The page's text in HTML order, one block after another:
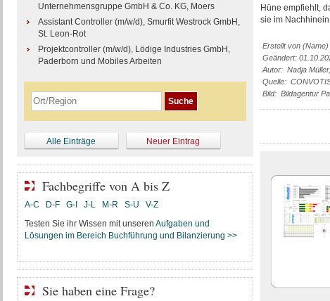
Hüne empfiehlt,
sie im
Erstellt von (Name)
Geändert:
Autor: Nadja
Quelle:
Bild: Bildagentur
Unternehmensgruppe GmbH & Co. KG, Moers
Assistant Controller (m/w/d), Smurfit Westrock GmbH,
St. Leon-Rot
Projektcontroller (m/w/d), Lödige Industries GmbH,
Paderborn und Mobiles Arbeiten
Alle Einträge Neuer Eintrag
Fachbegriffe von A bis Z
A-C D-F G-I J-L M-R S-U
V-Z
Testen Sie ihr Wissen mit unseren Aufgaben und
Lösungen im Bereich Buchführung und Bilanzierung >>
Sie haben eine Frage?